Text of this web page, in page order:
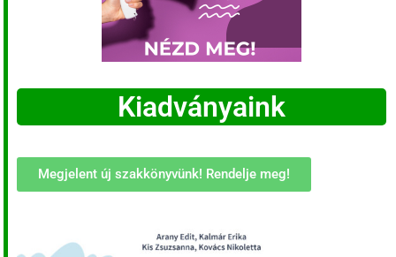
Kiadványaink
Megjelent új szakkönyvünk! Rendelje meg!